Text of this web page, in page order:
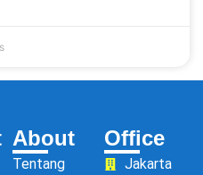
About
Tentang
Office
Jakarta